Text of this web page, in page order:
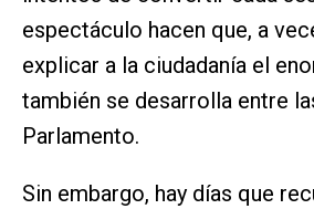
espectáculo hacen que, a
explicar a la ciudadanía el
también se desarrolla entre
Parlamento.
Sin embargo, hay días que